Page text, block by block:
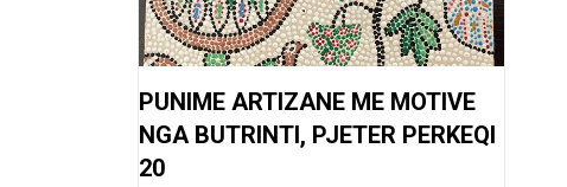
PUNIME ARTIZANE ME MOTIVE
NGA BUTRINTI, PJETER PERKEQI
20